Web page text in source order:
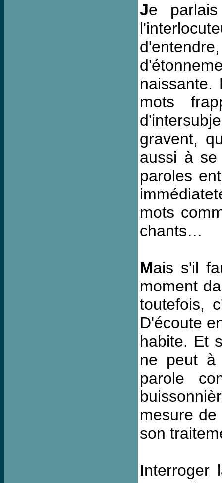
Je
naissante.
mots
gravent,
aussi à se
paroles
mots
chants…
Mais s'il
moment
toutefois,
D'écoute
habite. Et
ne peut à
parole
mesure
son
Interroger